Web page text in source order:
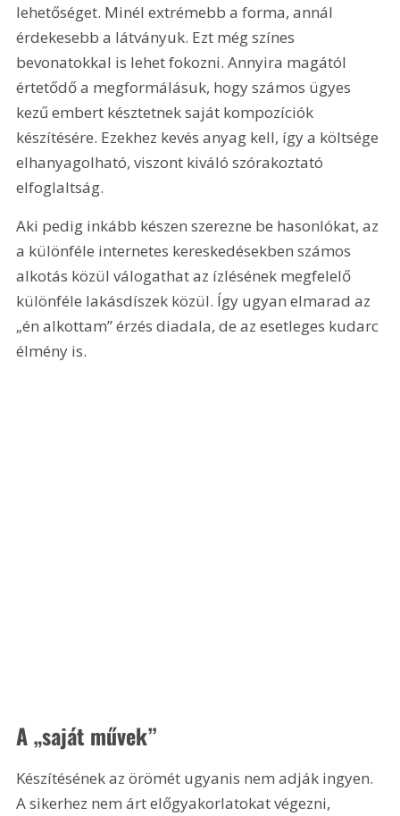
lehetőséget. Minél extrémebb a forma, annál
érdekesebb a látványuk. Ezt még színes
bevonatokkal is lehet fokozni. Annyira magától
értetődő a megformálásuk, hogy számos ügyes
kezű embert késztetnek saját kompozíciók
készítésére. Ezekhez kevés anyag kell, így a költsége
elhanyagolható, viszont kiváló szórakoztató
elfoglaltság.
Aki pedig inkább készen szerezne be hasonlókat, az
a különféle internetes kereskedésekben számos
alkotás közül válogathat az ízlésének megfelelő
különféle lakásdíszek közül. Így ugyan elmarad az
„én alkottam” érzés diadala, de az esetleges kudarc
élmény is.
A „saját művek”
Készítésének az örömét ugyanis nem adják ingyen.
A sikerhez nem árt előgyakorlatokat végezni,